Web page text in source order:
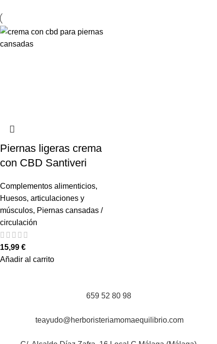
Piernas ligeras crema
con CBD Santiveri
Complementos alimenticios,
Huesos, articulaciones y
músculos, Piernas cansadas /
circulación
15,99 €
Añadir al carrito
659 52 80 98
teayudo@herboristeriamomaequilibrio.com